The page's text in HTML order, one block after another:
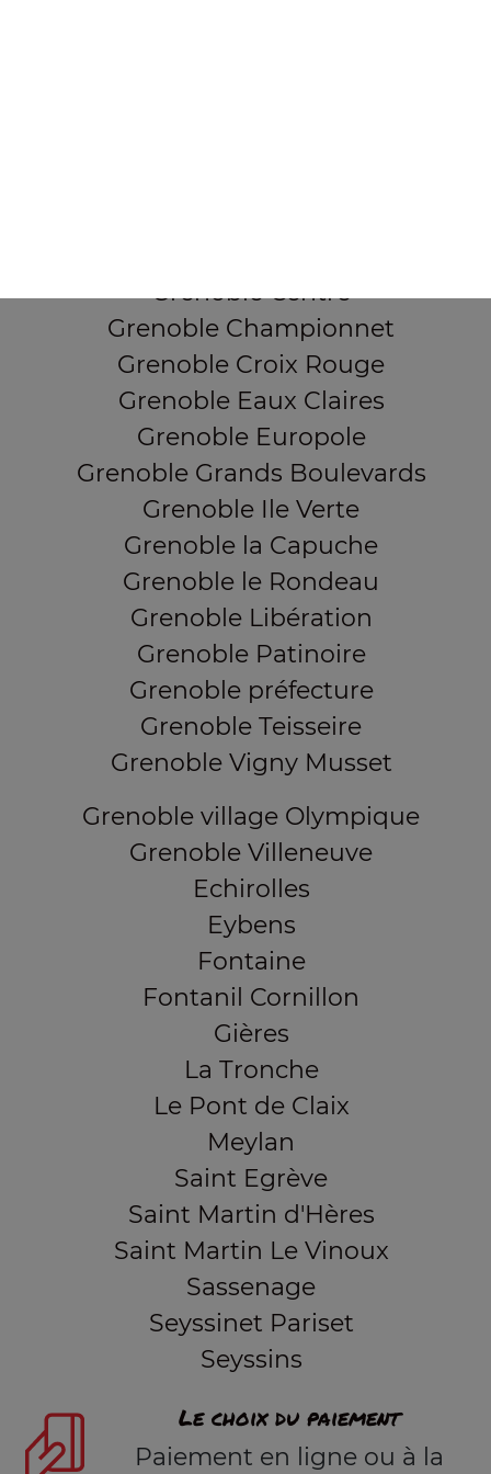
Grenoble Centre
Grenoble Championnet
Grenoble Croix Rouge
Grenoble Eaux Claires
Grenoble Europole
Grenoble Grands Boulevards
Grenoble Ile Verte
Grenoble la Capuche
Grenoble le Rondeau
Grenoble Libération
Grenoble Patinoire
Grenoble préfecture
Grenoble Teisseire
Grenoble Vigny Musset
Grenoble village Olympique
Grenoble Villeneuve
Echirolles
Eybens
Fontaine
Fontanil Cornillon
Gières
La Tronche
Le Pont de Claix
Meylan
Saint Egrève
Saint Martin d'Hères
Saint Martin Le Vinoux
Sassenage
Seyssinet Pariset
Seyssins
Le choix du paiement
Paiement en ligne ou à la